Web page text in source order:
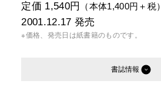
定価 1,540円 （本体1,400円＋税）
2001.12.17 発売
※価格、発売日は紙書籍のものです。
書誌情報